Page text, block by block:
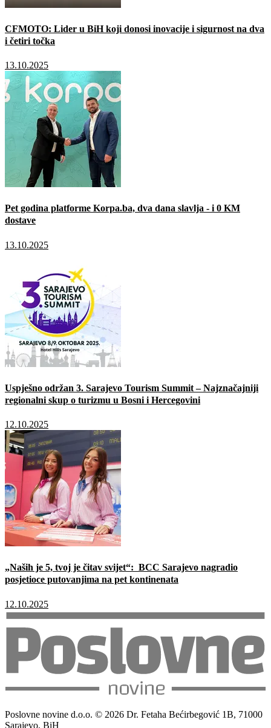
CFMOTO: Lider u BiH koji donosi inovacije i sigurnost na dva
i četiri točka
13.10.2025
Pet godina platforme Korpa.ba, dva dana slavlja - i 0 KM
dostave
13.10.2025
Uspješno održan 3. Sarajevo Tourism Summit – Najznačajniji
regionalni skup o turizmu u Bosni i Hercegovini
12.10.2025
„Naših je 5, tvoj je čitav svijet“: BCC Sarajevo nagradio
posjetioce putovanjima na pet kontinenata
12.10.2025
Poslovne novine d.o.o. © 2026 Dr. Fetaha Bećirbegović 1B, 71000
Sarajevo, BiH